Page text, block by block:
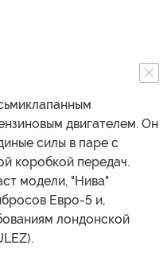
двигателем. Он
силы в паре с
коробкой передач.
модели, "Нива"
Евро-5 и,
лондонской